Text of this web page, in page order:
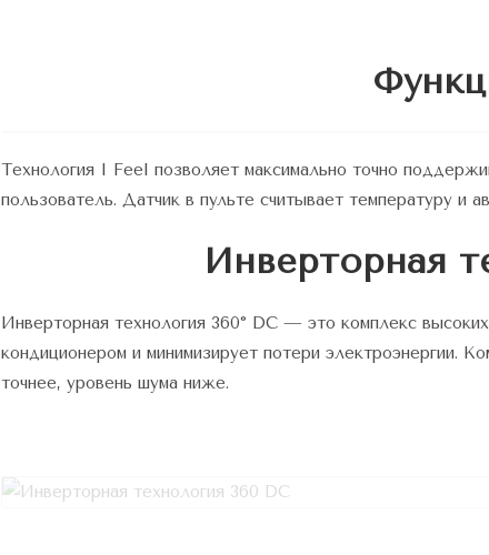
Технология I Feel позволяет максимально точно
пользователь. Датчик в пульте считывает температуру и
Инверторная
Инверторная технология 360° DC — это комплекс
кондиционером и минимизирует потери электроэнергии.
точнее, уровень шума ниже.